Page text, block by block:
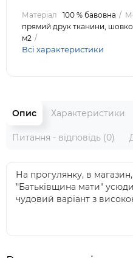
Матеріал 100 % бавовна
прямий друк тканини,
м2
Всі характеристики
Опис Характеристики
Питання - відповідь (0)
На прогулянку, в
"Батьківщина мати"
чудовий варіант з